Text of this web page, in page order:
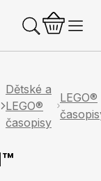
Style
Dětské a
LEGO®
časopisy
LEGO®